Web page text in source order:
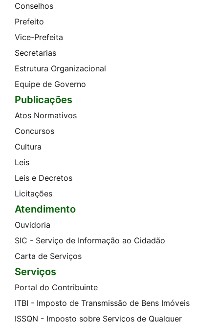
Conselhos
Prefeito
Vice-Prefeita
Secretarias
Estrutura Organizacional
Equipe de Governo
Publicações
Atos Normativos
Concursos
Cultura
Leis
Leis e Decretos
Licitações
Atendimento
Ouvidoria
SIC - Serviço de Informação ao Cidadão
Carta de Serviços
Serviços
Portal do Contribuinte
ITBI - Imposto de Transmissão de Bens Imóveis
ISSQN - Imposto sobre Serviços de Qualquer